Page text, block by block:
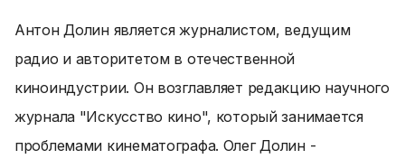
Антон Долин является журналистом, ведущим
радио и авторитетом в отечественной
киноиндустрии. Он возглавляет редакцию научного
журнала "Искусство кино", который занимается
проблемами кинематографа. Олег Долин -